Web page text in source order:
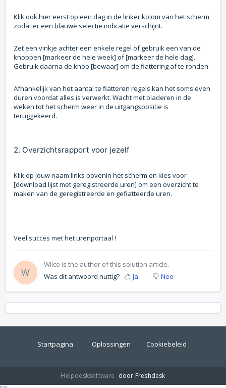
Klik ook hier eerst op een dag in de linker kolom van het scherm
zodat er een blauwe selectie indicatie verschijnt.
Zet een vinkje achter een enkele regel of gebruik een van de
knoppen [markeer de hele week] of [markeer de hele dag].
Gebruik daarna de knop [bewaar] om de fiattering af te ronden.
Afhankelijk van het aantal te fiatteren regels kan het soms even
duren voordat alles is verwerkt. Wacht met bladeren in de
weken tot het scherm weer in de uitgangspositie is
teruggekeerd.
2. Overzichtsrapport voor jezelf
Klik op jouw naam links bovenin het scherm en kies voor
[download lijst met geregistreerde uren] om een overzicht te
maken van de geregistreerde en gefiatteerde uren.
Veel succes met het urenportaal !
W
Wilco is the author of this solution article.
Was dit antwoord nuttig?
Ja Nee
Startpagina Oplossingen Cookiebeleid
Helpdesksoftware door Freshdesk